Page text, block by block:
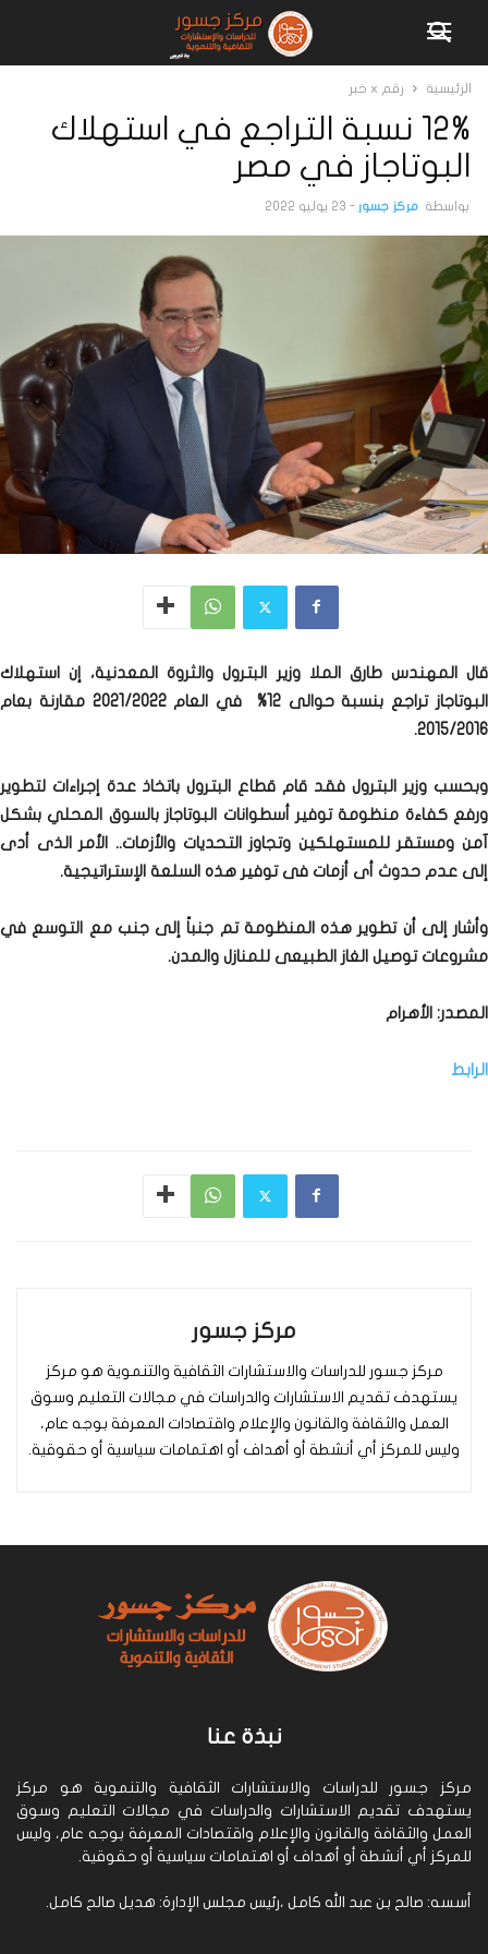
الرئيسية رقم x خبر
12% نسبة التراجع في استهلاك
البوتاجاز في مصر
بواسطة مركز جسور - 23 يوليو 2022
قال المهندس طارق الملا وزير البترول والثروة المعدنية، إن استهلاك
البوتاجاز تراجع بنسبة حوالى 12% في العام 2021/2022 مقارنة بعام
2015/2016.
وبحسب وزير البترول فقد قام قطاع البترول باتخاذ عدة إجراءات لتطوير
ورفع كفاءة منظومة توفير أسطوانات البوتاجاز بالسوق المحلي بشكل
آمن ومستقر للمستهلكين وتجاوز التحديات والأزمات.. الأمر الذى أدى
إلى عدم حدوث أى أزمات فى توفير هذه السلعة الإستراتيجية.
وأشار إلى أن تطوير هذه المنظومة تم جنباً إلى جنب مع التوسع في
مشروعات توصيل الغاز الطبيعى للمنازل والمدن.
المصدر: الأهرام
الرابط
مركز جسور
مركز جسور للدراسات والاستشارات الثقافية والتنموية هو مركز
يستهدف تقديم الاستشارات والدراسات في مجالات التعليم وسوق
العمل والثقافة والقانون والإعلام واقتصادات المعرفة بوجه عام،
وليس للمركز أي أنشطة أو أهداف أو اهتمامات سياسية أو حقوقية.
نبذة عنا
مركز جسور للدراسات والاستشارات الثقافية والتنموية هو مركز
يستهدف تقديم الاستشارات والدراسات في مجالات التعليم وسوق
العمل والثقافة والقانون والإعلام واقتصادات المعرفة بوجه عام، وليس
للمركز أي أنشطة أو أهداف أو اهتمامات سياسية أو حقوقية.
أسسه: صالح بن عبد الله كامل ،رئيس مجلس الإدارة: هديل صالح كامل.